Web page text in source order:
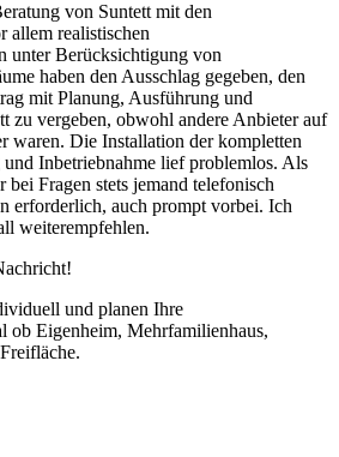
von Suntett mit den
allem realistischen
unter Berücksichtigung von
haben den Ausschlag gegeben, den
mit Planung, Ausführung und
zu vergeben, obwohl andere Anbieter auf
waren. Die Installation der kompletten
Inbetriebnahme lief problemlos. Als
Fragen stets jemand telefonisch
erforderlich, auch prompt vorbei. Ich
weiterempfehlen.
und planen Ihre
ob Eigenheim, Mehrfamilienhaus,